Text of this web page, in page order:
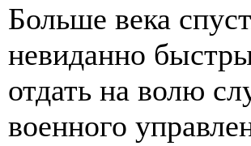
Больше века
невиданно
отдать на волю
военного